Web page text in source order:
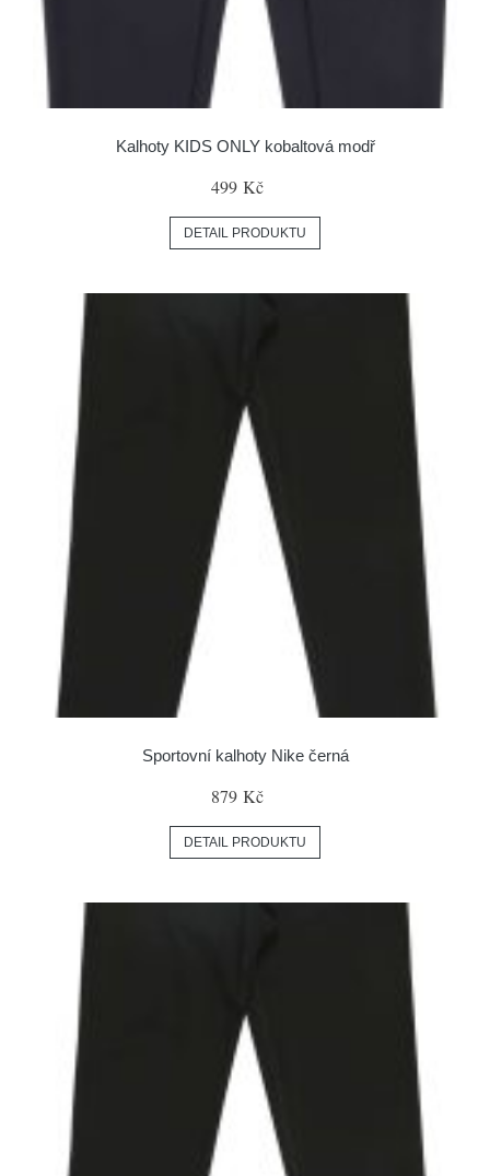
Kalhoty KIDS ONLY kobaltová modř
499 Kč
DETAIL PRODUKTU
Sportovní kalhoty Nike černá
879 Kč
DETAIL PRODUKTU